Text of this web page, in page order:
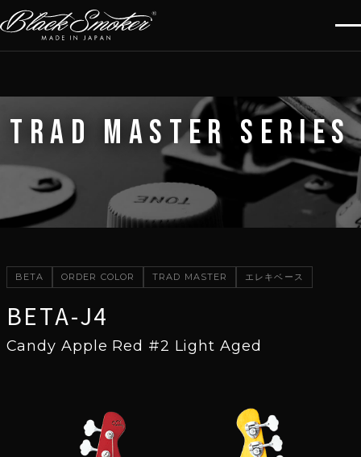
TRAD MASTER SERIES
BETA ORDER COLOR TRAD MASTER エレキベース
BETA-J4
Candy Apple Red #2 Light Aged